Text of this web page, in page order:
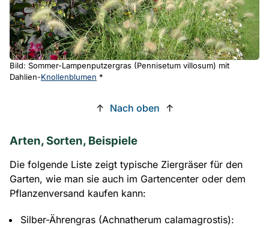
Bild: Sommer-Lampenputzergras (Pennisetum villosum) mit
Dahlien-Knollenblumen *
↑ Nach oben ↑
Arten, Sorten, Beispiele
Die folgende Liste zeigt typische Ziergräser für den
Garten, wie man sie auch im Gartencenter oder dem
Pflanzenversand kaufen kann:
Silber-Ährengras (Achnatherum calamagrostis):